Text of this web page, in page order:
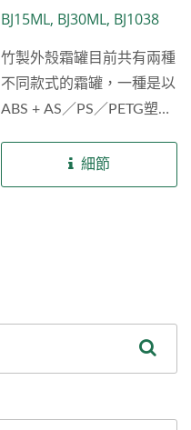
品細節的極致追求。
BJ15ML, BJ30ML, BJ1038
竹製外殼霜罐目前共有兩種
不同款式的霜罐，一種是以
ABS + AS／PS／PETG塑膠
一種是以PMMA塑膠底座
搭配真實竹子做旋轉蓋的霜
供其客製化模具服務，以及
細節